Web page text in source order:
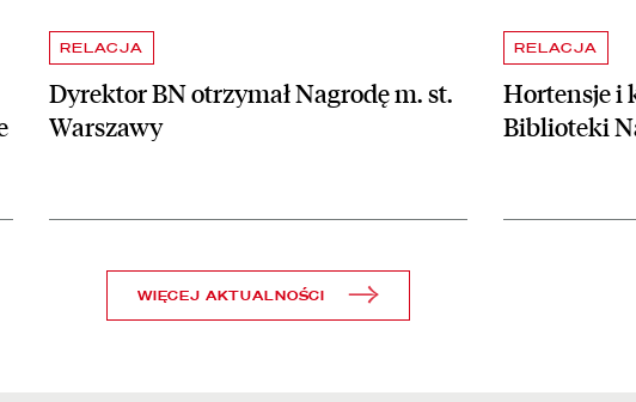
RELACJA
Dyrektor BN otrzymał Nagrodę m. st.
Warszawy
RELACJA
Hortensje i
Biblioteki
WIĘCEJ AKTUALNOŚCI